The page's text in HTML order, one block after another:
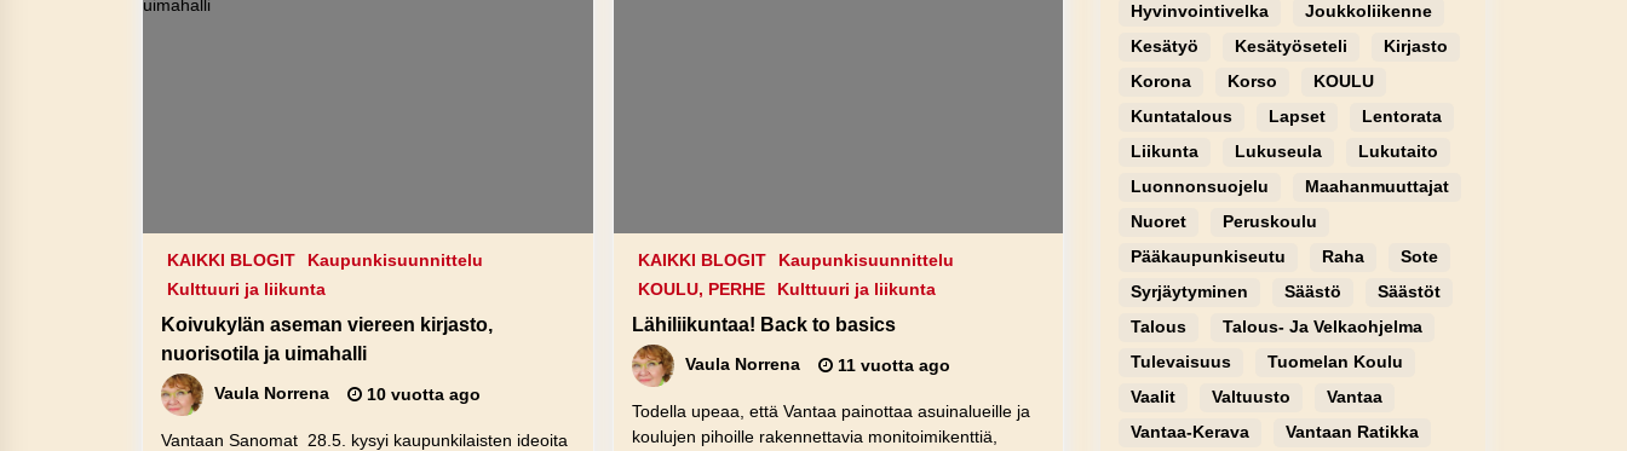
KAIKKI BLOGIT
Kaupunkisuunnittelu
Kulttuuri ja liikunta
Koivukylän aseman viereen kirjasto,
nuorisotila ja uimahalli
Vaula Norrena 10 vuotta ago
Vantaan Sanomat 28.5. kysyi kaupunkilaisten ideoita
KAIKKI BLOGIT
Kaupunkisuunnittelu
KOULU, PERHE
Kulttuuri ja liikunta
Lähiliikuntaa! Back to basics
Vaula Norrena 11 vuotta ago
Todella upeaa, että Vantaa painottaa asuinalueille ja
koulujen pihoille rakennettavia monitoimikenttiä,
Hyvinvointivelka
Joukkoliikenne
Kesätyö
Kesätyöseteli
Kirjasto
Korona
Korso
KOULU
Kuntatalous
Lapset
Lentorata
Liikunta
Lukuseula
Lukutaito
Luonnonsuojelu
Maahanmuuttajat
Nuoret
Peruskoulu
Pääkaupunkiseutu
Raha
Sote
Syrjäytyminen
Säästö
Säästöt
Talous
Talous- Ja Velkaohjelma
Tulevaisuus
Tuomelan Koulu
Vaalit
Valtuusto
Vantaa
Vantaa-Kerava
Vantaan Ratikka